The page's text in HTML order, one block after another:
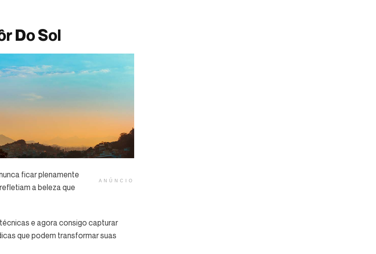
Do Sol
ANÚNCIO
ficar plenamente
a beleza que
e agora consigo capturar
que podem transformar suas